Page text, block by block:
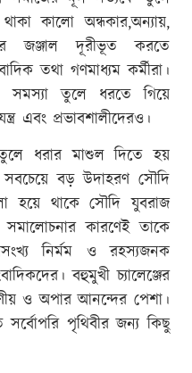
কালো অন্ধকার,অন্যায়,
জঞ্জাল দূরীভূত করতে
তথা গণমাধ্যম কর্মীরা।
সমস্যা তুলে ধরতে গিয়ে
এবং প্রভাবশালীদেরও।
ধরার মাশুল দিতে হয়
সবচেয়ে বড় উদাহরণ সৌদি
হয়ে থাকে সৌদি যুবরাজ
সমালোচনার কারণেই তাকে
নির্মম ও রহস্যজনক
বহুমুখী চ্যালেঞ্জের
ও অপার আনন্দের পেশা।
পৃথিবীর জন্য কিছু